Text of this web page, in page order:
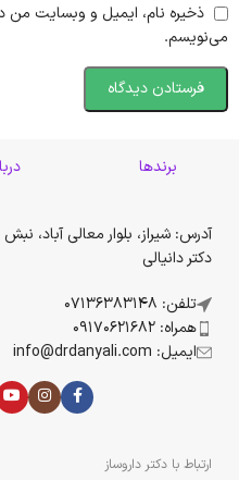
ذخیره نام، ایمیل و وبسایت من
می‌نویسم.
برندها
آدرس: شیراز، بلوار معالی آباد،
دکتر دانیالی
تلفن: 07136383148
همراه: 09170621682
ایمیل: info@drdanyali.com
ارتباط با دکتر داروساز